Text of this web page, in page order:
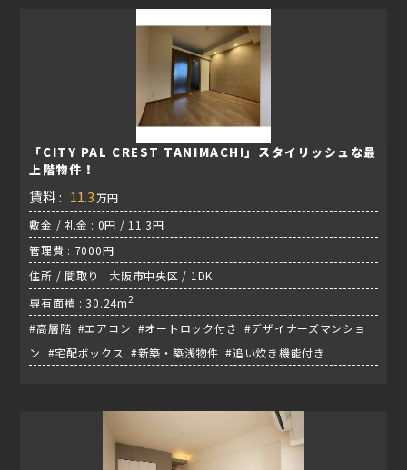
「CITY PAL CREST TANIMACHI」スタイリッシュな最
上階物件！
賃料 : 11.3 万円
敷金 / 礼金 : 0円 / 11.3円
管理費 : 7000円
住所 / 間取り : 大阪市中央区 / 1DK
専有面積 : 30.24m2
#高層階 #エアコン #オートロック付き #デザイナーズマンショ
ン #宅配ボックス #新築・築浅物件 #追い炊き機能付き